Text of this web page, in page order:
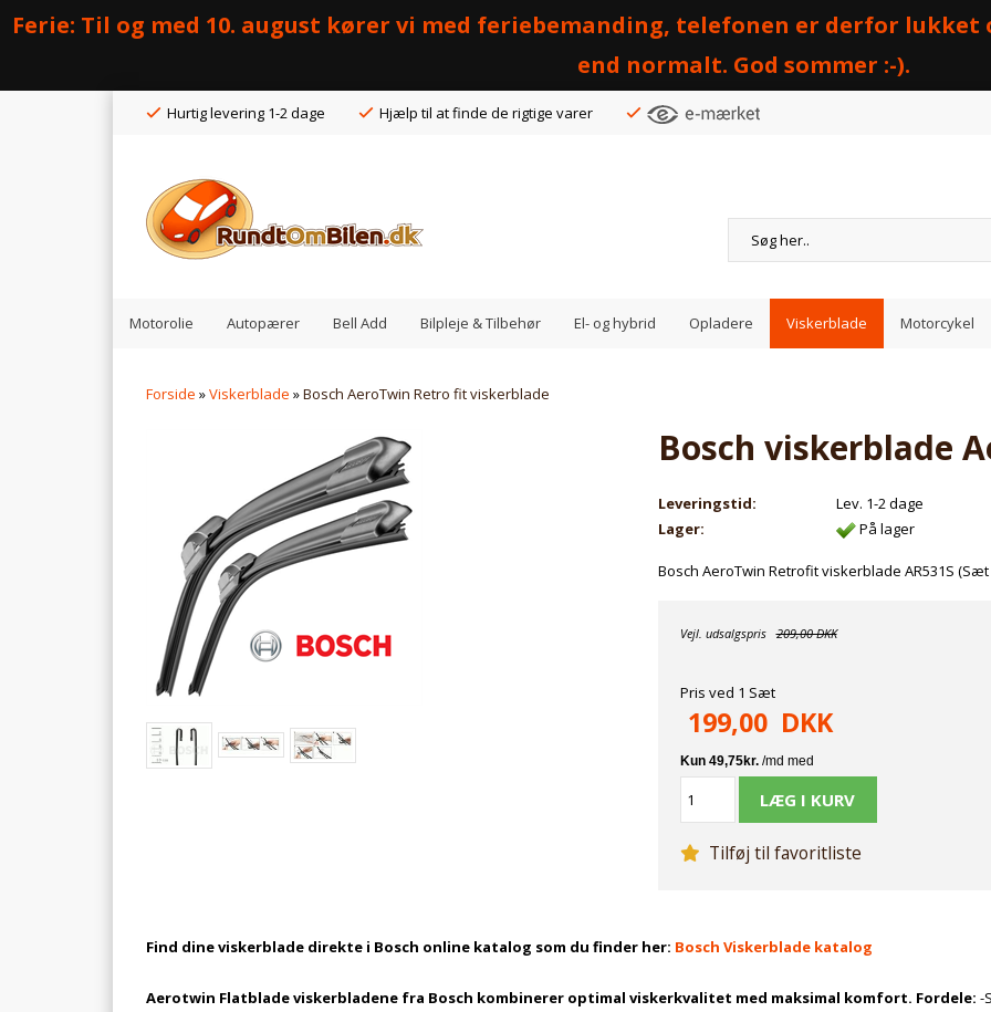
Ferie: Til og med 10. august kører vi med feriebemanding, telefonen er derfor
end normalt. God sommer :-).
Hurtig levering 1-2 dage Hjælp til at finde de rigtige varer
Motorolie Autopærer Bell Add Bilpleje & Tilbehør El- og hybrid Opladere Viskerblade Motorcykel
Forside »Viskerblade »Bosch AeroTwin Retro fit viskerblade
Bosch viskerblade
Leveringstid:
Lev. 1-2 dage
Lager:
På lager
Bosch AeroTwin Retrofit viskerblade AR531S
Vejl. udsalgspris 209,00 DKK
Pris ved 1 Sæt
199,00DKK
Tilføj til favoritliste
Find dine viskerblade direkte i Bosch online katalog som du finder her: Bosch Viskerblade katalog
Aerotwin Flatblade viskerbladene fra Bosch kombinerer optimal viskerkvalitet med maksimal komfort. Fordele: -